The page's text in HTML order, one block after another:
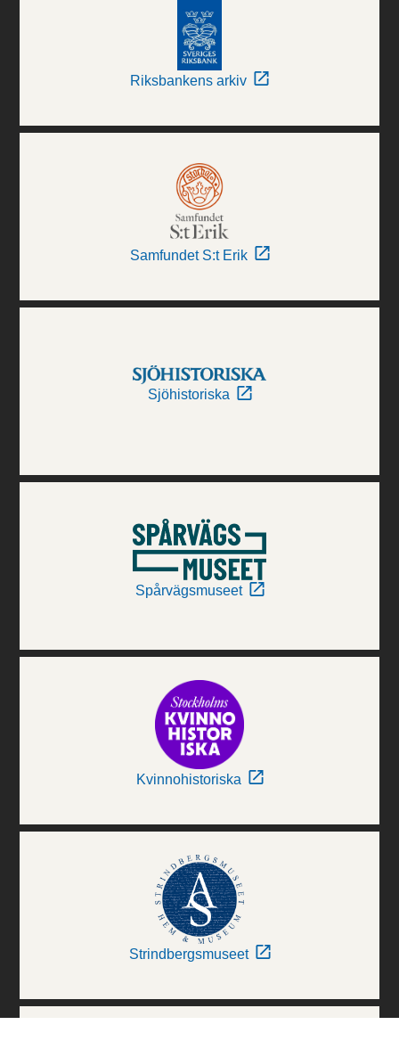
Riksbankens arkiv
Samfundet S:t Erik
Sjöhistoriska
Spårvägsmuseet
Kvinnohistoriska
Strindbergsmuseet